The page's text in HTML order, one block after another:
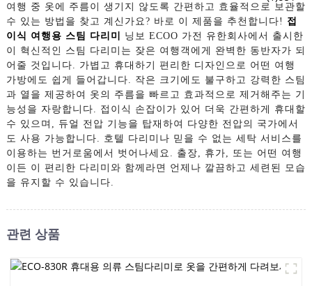
여행 중 옷에 주름이 생기지 않도록 간편하고 효율적으로 보관할
수 있는 방법을 찾고 계신가요? 바로 이 제품을 추천합니다! 접
이식 여행용 스팀 다리미
닝보 ECOO 가전 유한회사에서 출시한
이 혁신적인 스팀 다리미는 잦은 여행객에게 완벽한 동반자가 되
어줄 것입니다. 가볍고 휴대하기 편리한 디자인으로 어떤 여행
가방에도 쉽게 들어갑니다. 작은 크기에도 불구하고 강력한 스팀
과 열을 제공하여 옷의 주름을 빠르고 효과적으로 제거해주는 기
능성을 자랑합니다. 접이식 손잡이가 있어 더욱 간편하게 휴대할
수 있으며, 듀얼 전압 기능을 탑재하여 다양한 전압의 국가에서
도 사용 가능합니다. 호텔 다리미나 믿을 수 없는 세탁 서비스를
이용하는 번거로움에서 벗어나세요. 출장, 휴가, 또는 어떤 여행
이든 이 편리한 다리미와 함께라면 언제나 깔끔하고 세련된 모습
을 유지할 수 있습니다.
관련 상품